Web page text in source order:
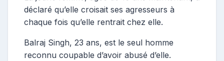
déclaré qu’elle croisait ses agresseurs à
chaque fois qu’elle rentrait chez elle.
Balraj Singh, 23 ans, est le seul homme
reconnu coupable d’avoir abusé d’elle.